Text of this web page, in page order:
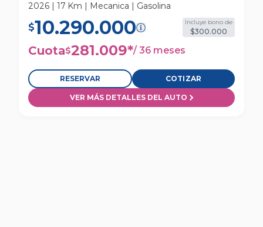
2026 | 17 Km | Mecanica | Gasolina
$10.290.000 Incluye bono de
$300.000
Cuota$281.009*/ 36 meses
RESERVAR COTIZAR
VER MÁS DETALLES DEL AUTO